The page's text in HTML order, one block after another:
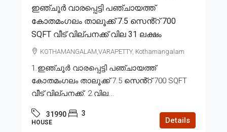
ഇഞ്ചൂർ വാരപ്പെട്ടി പഞ്ചായത്ത്
കോതമംഗലം താലൂക്ക് 7.5 സെൻ്റ് 700
SQFT വീട് വില്പനക്ക് വില 31 ലക്ഷം
KOTHAMANGALAM,VARAPETTY, Kothamangalam
1.ഇഞ്ചൂർ വാരപ്പെട്ടി പഞ്ചായത്ത്
കോതമംഗലം താലൂക്ക് 7.5 സെൻ്റ് 700 SQFT
വീട് വില്പനക്ക്. 2.വില...
31990 3
HOUSE Details